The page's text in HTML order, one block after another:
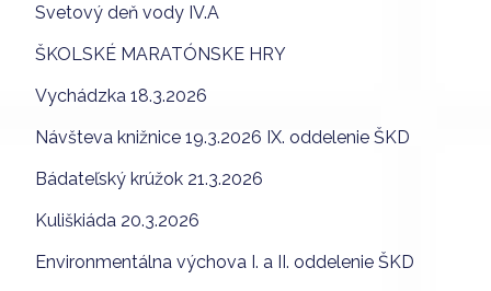
Svetový deň vody IV.A
ŠKOLSKÉ MARATÓNSKE HRY
Vychádzka 18.3.2026
Návšteva knižnice 19.3.2026 IX. oddelenie ŠKD
Bádateľský krúžok 21.3.2026
Kuliškiáda 20.3.2026
Environmentálna výchova I. a II. oddelenie ŠKD